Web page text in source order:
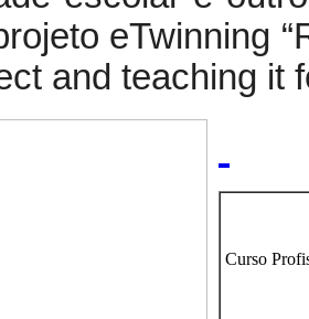
eTwinning
and teaching it
Curso